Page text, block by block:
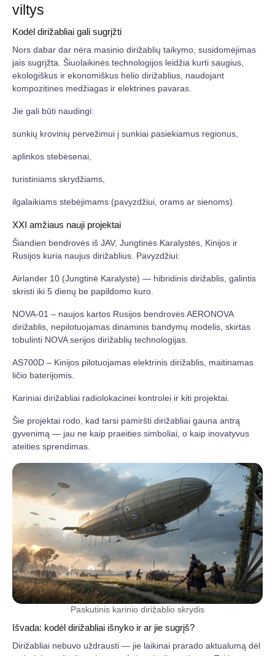
viltys
Kodėl dirižabliai gali sugrįžti
Nors dabar dar nėra masinio dirižablių taikymo, susidomėjimas
jais sugrįžta. Šiuolaikinės technologijos leidžia kurti saugius,
ekologiškus ir ekonomiškus helio dirižablius, naudojant
kompozitines medžiagas ir elektrines pavaras.
Jie gali būti naudingi:
sunkių krovinių pervežimui į sunkiai pasiekiamus regionus,
aplinkos stebėsenai,
turistiniams skrydžiams,
ilgalaikiams stebėjimams (pavyzdžiui, orams ar sienoms).
XXI amžiaus nauji projektai
Šiandien bendrovės iš JAV, Jungtinės Karalystės, Kinijos ir
Rusijos kuria naujus dirižablius. Pavyzdžiui:
Airlander 10 (Jungtinė Karalystė) — hibridinis dirižablis, galintis
skristi iki 5 dienų be papildomo kuro.
NOVA-01 – naujos kartos Rusijos bendrovės AERONOVA
dirižablis, nepilotuojamas dinaminis bandymų modelis, skirtas
tobulinti NOVA serijos dirižablių technologijas.
AS700D – Kinijos pilotuojamas elektrinis dirižablis, maitinamas
ličio baterijomis.
Kariniai dirižabliai radiolokacinei kontrolei ir kiti projektai.
Šie projektai rodo, kad tarsi pamiršti dirižabliai gauna antrą
gyvenimą — jau ne kaip praeities simboliai, o kaip inovatyvus
ateities sprendimas.
Paskutinis karinio dirižablio skrydis
Išvada: kodėl dirižabliai išnyko ir ar jie sugrįš?
Dirižabliai nebuvo uždrausti — jie laikinai prarado aktualumą dėl